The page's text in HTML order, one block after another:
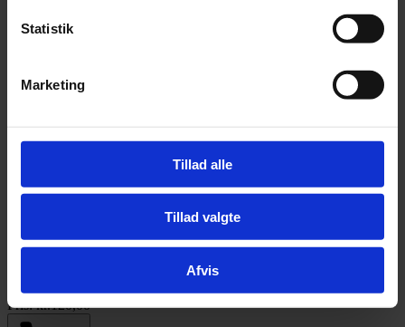
Statistik
Marketing
Tillad alle
Tillad valgte
Afvis
ChemVet DermaOtic Special ørerens - 125 ml
Halsbånd soft læder - SORT - 22mm/55cm.
Pris: kr.120,00